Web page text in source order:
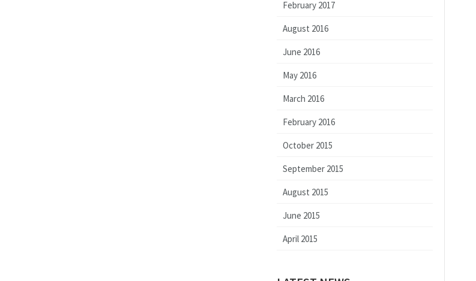
February 2017
August 2016
June 2016
May 2016
March 2016
February 2016
October 2015
September 2015
August 2015
June 2015
April 2015